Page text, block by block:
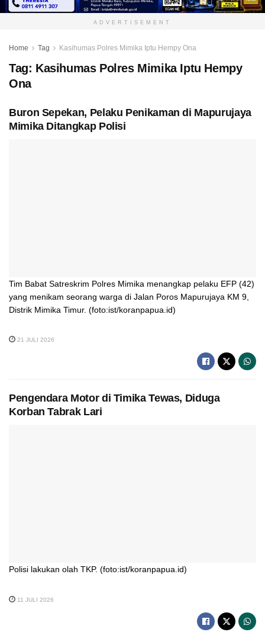
ADVERTISEMENT
Home Tag Kasihumas Polres Mimika Iptu Hempy Ona
Tag: Kasihumas Polres Mimika Iptu Hempy
Ona
Buron Sepekan, Pelaku Penikaman di Mapurujaya
Mimika Ditangkap Polisi
Tim Babat Satreskrim Polres Mimika menangkap pelaku EFP (42)
yang menikam seorang warga di Jalan Poros Mapurujaya KM 9,
Distrik Mimika Timur. (foto:ist/koranpapua.id)
21 JULI 2026
Pengendara Motor di Timika Tewas, Diduga
Korban Tabrak Lari
Polisi lakukan olah TKP. (foto:ist/koranpapua.id)
11 JULI 2026